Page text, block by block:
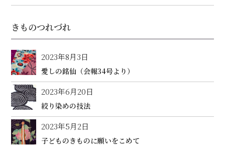
きものつれづれ
2023年8月3日
愛しの銘仙（会報34号より）
2023年6月20日
絞り染めの技法
2023年5月2日
子どものきものに願いをこめて